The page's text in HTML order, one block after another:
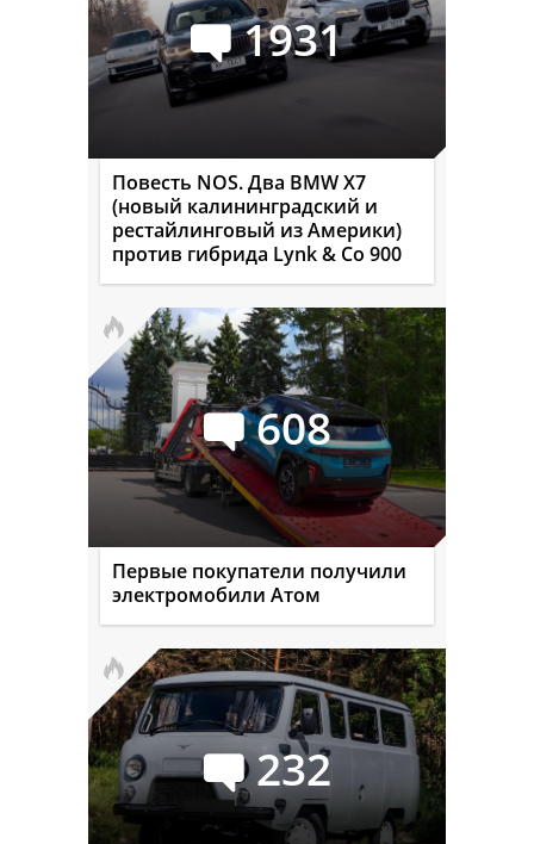
1931
Повесть NOS. Два BMW X7
(новый калининградский и
рестайлинговый из Америки)
против гибрида Lynk & Co 900
608
Первые покупатели получили
электромобили Атом
232